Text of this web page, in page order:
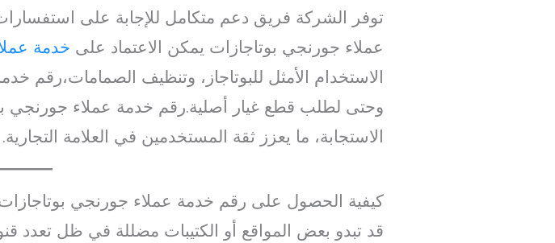
توفر الشركة فريق دعم متكامل للإجابة على
عملاء جورنجي بوتاجازات يمكن الاعتماد على خدمة
الاستخدام الأمثل للبوتاجاز، وتنظيف الصمامات،رقم
وحتى لطلب قطع غيار أصلية.رقم خدمة عملاء جورنجي
الاستجابة، ما يعزز ثقة المستخدمين في العلامة التجارية.
كيفية الحصول على رقم خدمة عملاء جورنجي
قد تبدو بعض المواقع أو الكتيبات مضللة في ظل تعدد